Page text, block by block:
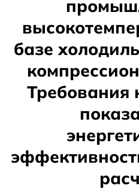
базе
Требования